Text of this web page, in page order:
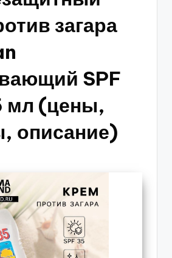
загара
SPF
мл (цены,
описание)